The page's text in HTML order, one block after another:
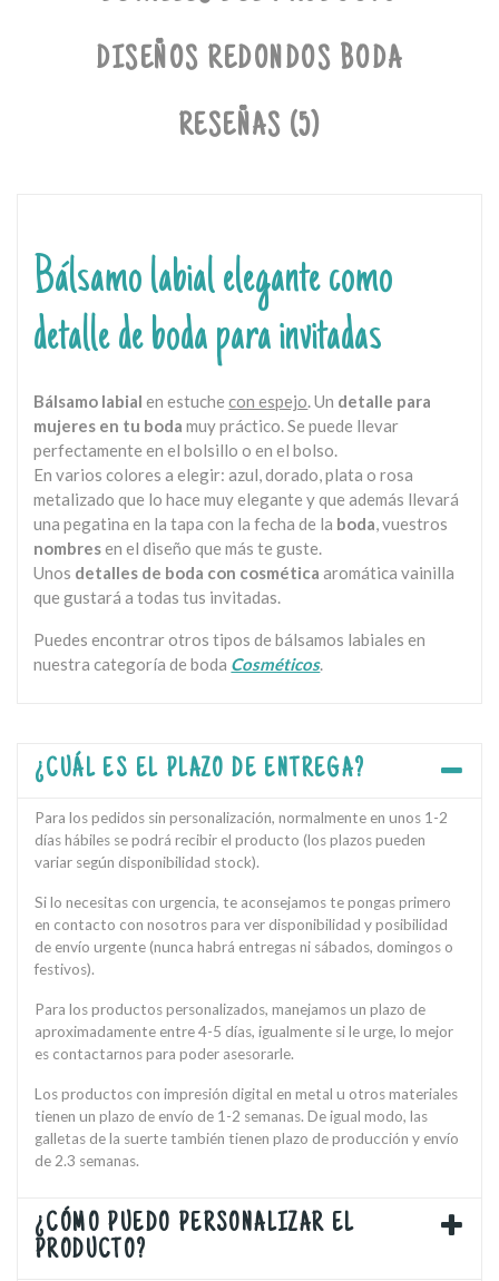
DISEÑOS REDONDOS BODA
RESEÑAS (5)
Bálsamo labial elegante como
detalle de boda para invitadas
Bálsamo labial en estuchecon espejo. Un detalle para
mujeres en tu boda muy práctico. Se puede llevar
perfectamente en el bolsillo o en el bolso.
En varios colores a elegir: azul, dorado, plata o rosa
metalizado que lo hace muy elegante y que además llevará
una pegatina en la tapa con la fecha de la boda, vuestros
nombresen el diseño que más te guste.
Unos detalles de boda con cosmética aromática vainilla
que gustará a todas tus invitadas.
Puedes encontrar otros tipos de bálsamos labiales en
nuestra categoría de boda Cosméticos.
¿CUÁL ES EL PLAZO DE ENTREGA?
Para los pedidos sin personalización, normalmente en unos 1-2
días hábiles se podrá recibir el producto (los plazos pueden
variar según disponibilidad stock).
Si lo necesitas con urgencia, te aconsejamos te pongas primero
en contacto con nosotros para ver disponibilidad y posibilidad
de envío urgente (nunca habrá entregas ni sábados, domingos o
festivos).
Para los productos personalizados, manejamos un plazo de
aproximadamente entre 4-5 días, igualmente si le urge, lo mejor
es contactarnos para poder asesorarle.
Los productos con impresión digital en metal u otros materiales
tienen un plazo de envío de 1-2 semanas. De igual modo, las
galletas de la suerte también tienen plazo de producción y envío
de 2.3 semanas.
¿CÓMO PUEDO PERSONALIZAR EL
PRODUCTO?